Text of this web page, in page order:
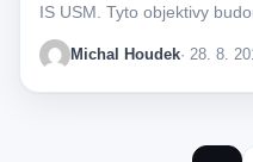
IS USM. Tyto objektivy
Michal Houdek· 28. 8.